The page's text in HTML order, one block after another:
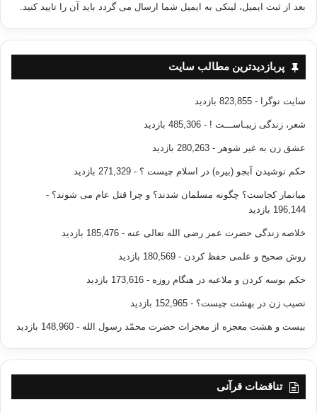
بعد از ثبت ایمیل، لینکی به ایمیل شما ارسال می گردد باید آن را تایید کنید.
پربازدیدترین مطالب سایت
سایت نوگرا - 823,855 بازدید
شعر، زندگی زیبـاســـت ! - 485,306 بازدید
عشق زن به غیر شوهر - 280,263 بازدید
حکم نوشیدن آبجو (بیره) در اسلام چیست ؟ - 271,329 بازدید
میانمار کجاست؟ چگونه مسلمان شدند؟ و چرا قتل عام می شوند؟ -
196,144 بازدید
خلاصه زندگی حضرت عمر رضی الله تعالی عنه - 185,476 بازدید
روش صحیح و علمی حفظ کردن - 180,569 بازدید
حکم بوسه کردن و ملاعبه در هنگام روزه - 173,616 بازدید
نصیب زن در بهشت چیست؟ - 152,965 بازدید
بیست و هشت معجزه از معجزات حضرت محمّد رسول الله - 148,960 بازدید
تناقضات قرآنی